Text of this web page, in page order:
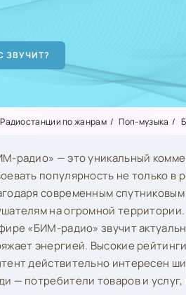
Радиостанции по жанрам Поп-музыка
радио» — это уникальный
популярность не только в
современным
на огромной территории.
«БИМ-радио» звучит
энергией. Высокие
действительно интересен
— потребители товаров и